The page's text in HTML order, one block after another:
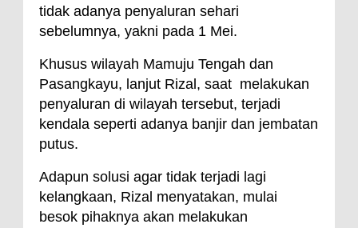
tidak adanya penyaluran sehari
sebelumnya, yakni pada 1 Mei.
Khusus wilayah Mamuju Tengah dan
Pasangkayu, lanjut Rizal, saat melakukan
penyaluran di wilayah tersebut, terjadi
kendala seperti adanya banjir dan jembatan
putus.
Adapun solusi agar tidak terjadi lagi
kelangkaan, Rizal menyatakan, mulai
besok pihaknya akan melakukan